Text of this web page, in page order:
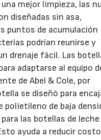
mejor limpieza, las
diseñadas sin asa,
puntos de acumulación
podrían reunirse y
drenaje fácil. Las
adaptarse al equipo
de Abel & Cole, por
se diseñó para
polietileno de baja
para las botellas de leche
ayuda a reducir